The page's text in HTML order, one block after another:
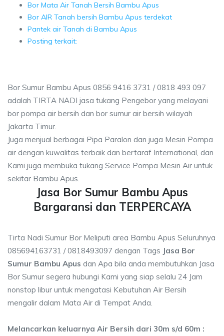
Bor Mata Air Tanah Bersih Bambu Apus
Bor AIR Tanah bersih Bambu Apus terdekat
Pantek air Tanah di Bambu Apus
Posting terkait:
Bor Sumur Bambu Apus 0856 9416 3731 / 0818 493 097
adalah TIRTA NADI jasa tukang Pengebor yang melayani
bor pompa air bersih dan bor sumur air bersih wilayah
Jakarta Timur.
Juga menjual berbagai Pipa Paralon dan juga Mesin Pompa
air dengan kuwalitas terbaik dan bertaraf International, dan
Kami juga membuka tukang Service Pompa Mesin Air untuk
sekitar Bambu Apus.
Jasa Bor Sumur Bambu Apus
Bargaransi dan TERPERCAYA
Tirta Nadi Sumur Bor Meliputi area Bambu Apus Seluruhnya
085694163731 / 0818493097 dengan Tags Jasa Bor
Sumur Bambu Apus dan Apa bila anda membutuhkan Jasa
Bor Sumur segera hubungi Kami yang siap selalu 24 Jam
nonstop libur untuk mengatasi Kebutuhan Air Bersih
mengalir dalam Mata Air di Tempat Anda.
Melancarkan keluarnya Air Bersih dari 30m s/d 60m :